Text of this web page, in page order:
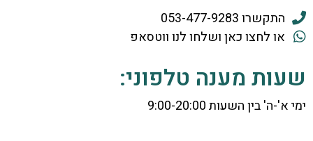
התקשרו 053-477-9283
או לחצו כאן ושלחו לנו ווטסאפ
שעות מענה טלפוני:
ימי א'-ה' בין השעות 9:00-20:00